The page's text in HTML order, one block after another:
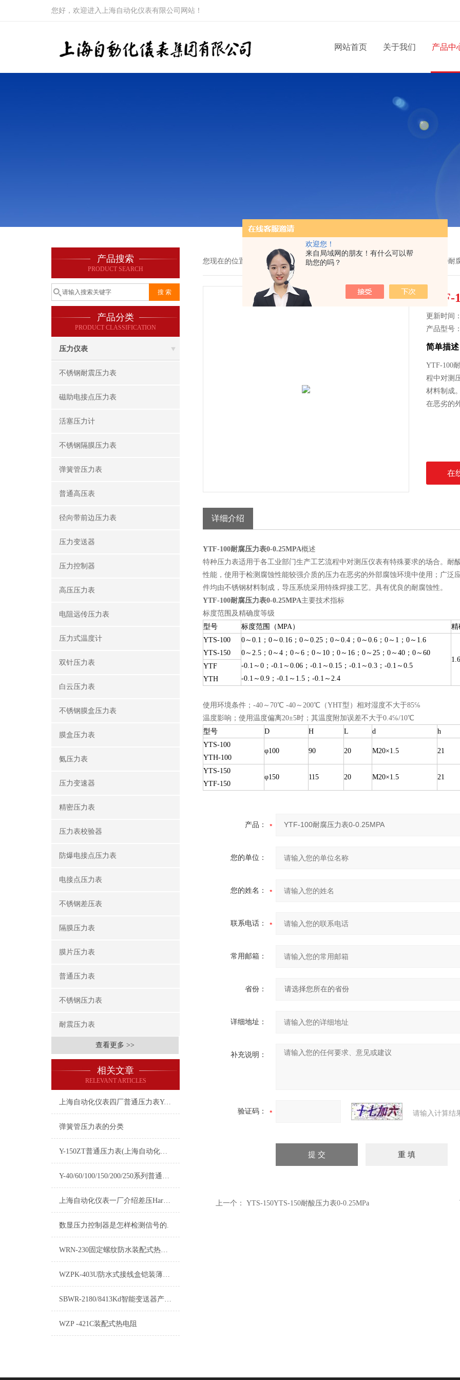
欢迎您！
来自局域网的朋友！有什么可以帮
助您的吗？
您好，欢迎进入上海自动化仪表有限公司网站！
网站首页 关于我们 产品中
产品搜索
PRODUCT SEARCH
产品分类
PRODUCT CLASSIFICATION
压力仪表
不锈钢耐震压力表
磁助电接点压力表
活塞压力计
不锈钢隔膜压力表
弹簧管压力表
普通高压表
径向带前边压力表
压力变送器
压力控制器
高压压力表
电阻远传压力表
压力式温度计
双针压力表
白云压力表
不锈钢膜盒压力表
膜盒压力表
氨压力表
压力变速器
精密压力表
压力表校验器
防爆电接点压力表
电接点压力表
不锈钢差压表
隔膜压力表
膜片压力表
普通压力表
不锈钢压力表
耐震压力表
查看更多 >>
相关文章
RELEVANT ARTICLES
上海自动化仪表四厂普通压力表Y-100-0-25MPa
弹簧管压力表的分类
Y-150ZT普通压力表(上海自动化仪表四厂)-白云牌产品介绍
Y-40/60/100/150/200/250系列普通压力表产品介绍
上海自动化仪表一厂介绍差压Hart变送器的加工技术
数显压力控制器是怎样检测信号的.
WRN-230固定螺纹防水装配式热电偶技术特点
WZPK-403U防水式接线盒铠装薄膜铂电阻
SBWR-2180/8413Kd智能变送器产品说明书
WZP -421C装配式热电阻
您现在的位置： 首页 > 产品中心 >压力仪表 > YTF-100YTF-100耐
YTF-
更新时间
产品型号
简单描述
YTF-100
程中对测
材料制成
在恶劣的
在
详细介绍
YTF-100耐腐压力表0-0.25MPA概述
特种压力表适用于各工业部门生产工艺流程中对测压仪表有特殊要求的场合。
性能，使用于检测腐蚀性能较强介质的压力在恶劣的外部腐蚀环境中使用；广
件均由不锈钢材料制成，导压系统采用特殊焊接工艺。具有优良的耐腐蚀性。
YTF-100耐腐压力表0-0.25MPA主要技术指标
标度范围及精确度等级
型号
标度范围（MPA）
精
YTS-100
YTS-150
0～0.1；0～0.16；0～0.25；0～0.4；0～0.6；0～1；0～1.6
0～2.5；0～4；0～6；0～10；0～16；0～25；0～40；0～60
-0.1～0；-0.1～0.06；-0.1～0.15；-0.1～0.3；-0.1～0.5
-0.1～0.9；-0.1～1.5；-0.1～2.4
1.6
YTF
YTH
使用环境条件；-40～70℃ -40～200℃ （YHT型）相对湿度不大于85℅
温度影响；使用温度偏离20±5时；其温度附加误差不大于0.4℅/10℃
型号
D H L d h
YTS-100
YTH-100
φ100 90 20 M20×1.5 21
YTS-150
YTF-150
φ150 115 20 M20×1.5 21
产品：
您的单位：
您的姓名：
联系电话：
常用邮箱：
省份：
详细地址：
补充说明：
验证码： 请输入计算结
上一个： YTS-150YTS-150耐酸压力表0-0.25MPa